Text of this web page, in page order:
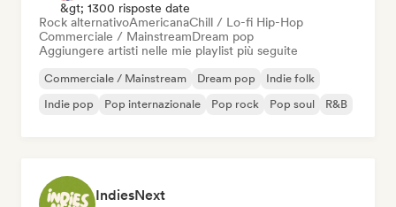
&gt; 1300 risposte date
Rock alternativoAmericanaChill / Lo-fi Hip-Hop
Commerciale / MainstreamDream pop
Aggiungere artisti nelle mie playlist più seguite
Commerciale / Mainstream Dream pop
Indie folk
Indie pop
Pop internazionale Pop rock Pop soul R&B
IndiesNext